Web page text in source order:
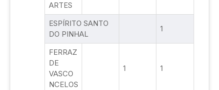
ARTES
ESPÍRITO SANTO
DO PINHAL
1
FERRAZ
DE
VASCO
NCELOS
1 1